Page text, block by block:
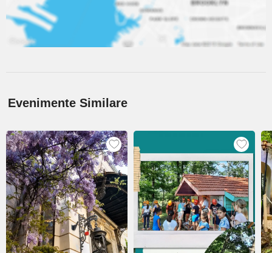
Evenimente Similare